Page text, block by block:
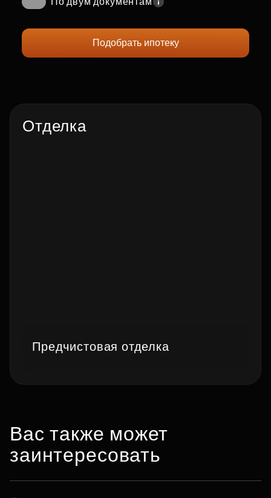
Подобрать ипотеку
Отделка
Предчистовая отделка
Вас также может
заинтересовать